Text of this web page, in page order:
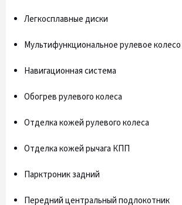
Легкосплавные диски
Мультифункциональное рулевое колесо
Навигационная система
Обогрев рулевого колеса
Отделка кожей рулевого колеса
Отделка кожей рычага КПП
Парктроник задний
Передний центральный подлокотник